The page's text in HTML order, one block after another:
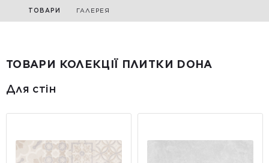
ТОВАРИ ГАЛЕРЕЯ
ТОВАРИ КОЛЕКЦІЇ ПЛИТКИ DOHA
Для стін